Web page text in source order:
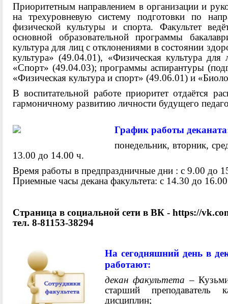
Приоритетным направлением в организации и
на трехуровневую систему подготовки по
физической культуры и спорта. Факультет
основной образовательной программы
культура для лиц с отклонениями в состоянии
культура» (49.04.01), «Физическая культура
«Спорт» (49.04.03); программы аспирантуры
«Физическая культура и спорт» (49.06.01) и
В воспитательной работе приоритет отдаётся
гармоничному развитию личности будущего
График работы
понедельник, вторник,
13.00 до 14.00 ч.
Время работы в предпраздничные дни : с 9.00 до
Приемные часы декана факультета: c 14.30 до
Страница в социальной сети в ВК - https://
тел. 8-81153-38294
На сегодняшний день в
работают:
декан факультета–
старший преподаватель
дисциплин;